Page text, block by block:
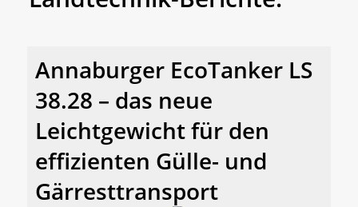
Annaburger EcoTanker LS
38.28 – das neue
Leichtgewicht für den
effizienten Gülle- und
Gärresttransport